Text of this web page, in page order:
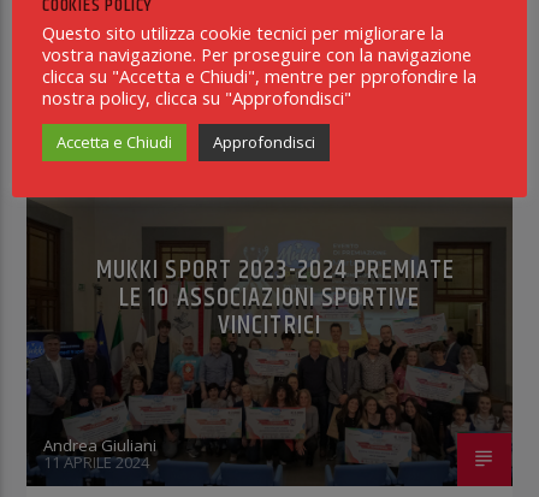
femminile e un mese fa ha vinto, sempre sull’otto,
la […]
SPORT
MUKKI SPORT 2023-2024 PREMIATE
LE 10 ASSOCIAZIONI SPORTIVE
VINCITRICI
Andrea Giuliani
11 APRILE 2024
Questo sito utilizza cookie tecnici per migliorare la
vostra navigazione. Per proseguire con la navigazione
clicca su "Accetta e Chiudi", mentre per pprofondire la
nostra policy, clicca su "Approfondisci"
Accetta e Chiudi Approfondisci